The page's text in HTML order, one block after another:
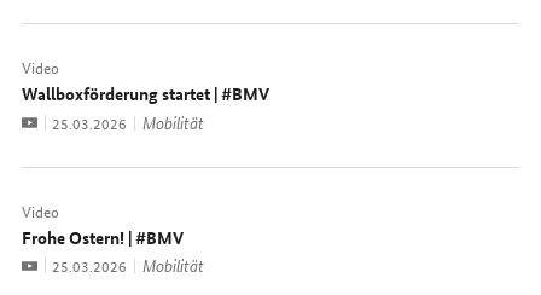
Video
Wallboxförderung startet | #BMV
VideoDatum:
25.03.2026 Mobilität
Video
Frohe Ostern! | #BMV
VideoDatum:
25.03.2026 Mobilität